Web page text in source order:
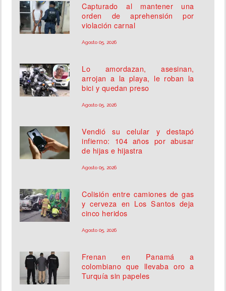
Capturado al mantener una
orden de aprehensión por
violación carnal
Agosto 05, 2026
Lo amordazan, asesinan,
arrojan a la playa, le roban la
bici y quedan preso
Agosto 05, 2026
Vendió su celular y destapó
infierno: 104 años por abusar
de hijas e hijastra
Agosto 05, 2026
Colisión entre camiones de gas
y cerveza en Los Santos deja
cinco heridos
Agosto 05, 2026
Frenan en Panamá a
colombiano que llevaba oro a
Turquía sin papeles